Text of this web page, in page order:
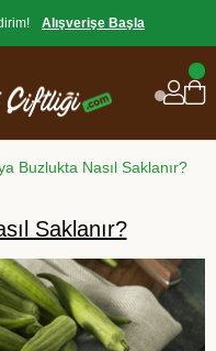
Alışverişe Başla
Buzlukta Nasıl Saklanır?
Saklanır?